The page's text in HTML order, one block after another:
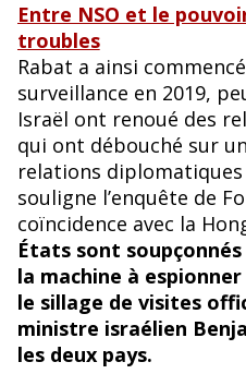
Entre NSO et le
troubles
Rabat a ainsi
surveillance en 2019,
Israël ont renoué des
qui ont débouché sur
relations diplomatiques
souligne l’enquête de
coïncidence avec la
États sont
la machine à
le sillage de visites
ministre israélien
les deux pays.